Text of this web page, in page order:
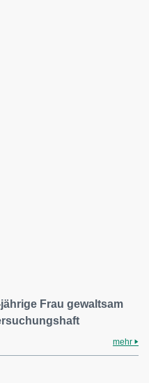
Frau gewaltsam
mehr